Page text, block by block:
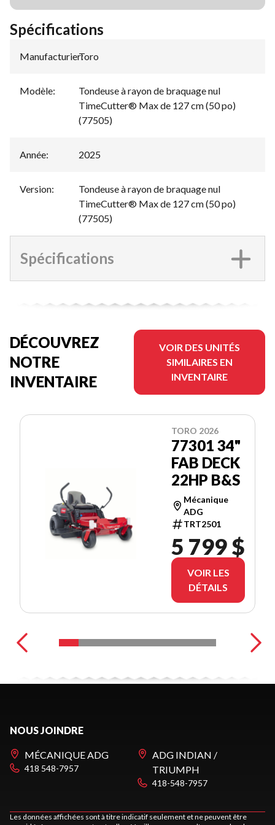
Spécifications
Manufacturier:
Toro
Modèle:
Tondeuse à rayon de braquage nul
TimeCutter® Max de 127 cm (50 po)
(77505)
Année: 2025
Version:
Tondeuse à rayon de braquage nul
TimeCutter® Max de 127 cm (50 po)
(77505)
Spécifications
DÉCOUVREZ
NOTRE
INVENTAIRE
VOIR DES UNITÉS
SIMILAIRES EN
INVENTAIRE
TORO 2026
77301 34"
FAB DECK
22HP B&S
Mécanique
ADG
TRT2501
5 799 $
VOIR LES
DÉTAILS
NOUS JOINDRE
MÉCANIQUE ADG
418 548-7957
ADG INDIAN /
TRIUMPH
418-548-7957
Les données affichées sont à titre indicatif seulement et ne peuvent être